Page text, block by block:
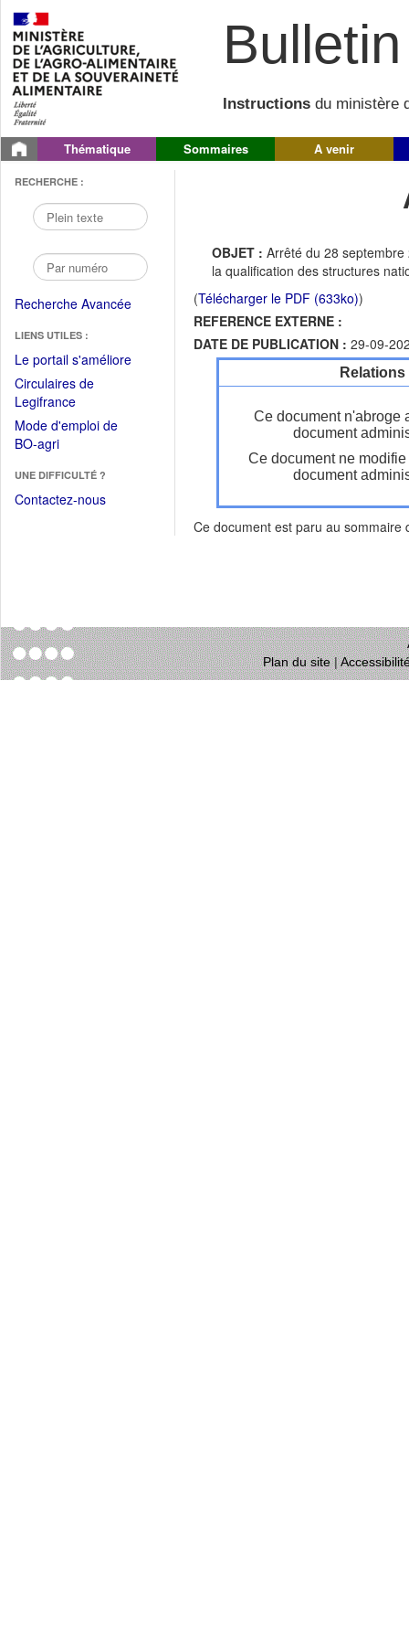
Instructions du ministère
Thématique Sommaires A venir
RECHERCHE :
Recherche Avancée
LIENS UTILES :
Le portail s'améliore(Fichier
Circulaires de
Legifrance(Ouvrir
dans
une
fenêtre)
Mode d'emploi de
BO-agri(Ouvrir
une
nouvelle
UNE DIFFICULTÉ ?
Contactez-nous
OBJET : Arrêté du 28
la qualification des structures
(Télécharger le PDF (633ko))
REFERENCE EXTERNE :
DATE DE PUBLICATION : 29-09-
Ce document n'abroge
document
Ce document ne
document
Ce document est paru au sommaire
Plan du site|